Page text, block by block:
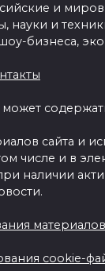
и
науки и
бизнеса,
сайта и
числе и в
наличии
cookie-